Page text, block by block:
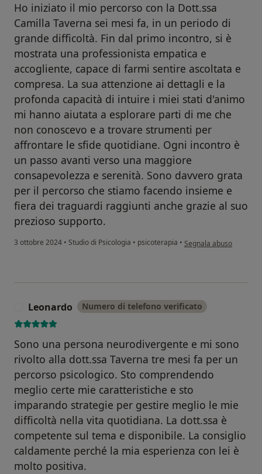
Ho iniziato il mio percorso con la Dott.ssa
Camilla Taverna sei mesi fa, in un periodo di
grande difficoltà. Fin dal primo incontro, si è
mostrata una professionista empatica e
accogliente, capace di farmi sentire ascoltata e
compresa. La sua attenzione ai dettagli e la
profonda capacità di intuire i miei stati d'animo
mi hanno aiutata a esplorare parti di me che
non conoscevo e a trovare strumenti per
affrontare le sfide quotidiane. Ogni incontro è
un passo avanti verso una maggiore
consapevolezza e serenità. Sono davvero grata
per il percorso che stiamo facendo insieme e
fiera dei traguardi raggiunti anche grazie al suo
prezioso supporto.
3 ottobre 2024 • Studio di Psicologia • psicoterapia • secondo l'opinione
Segnala abuso
Leonardo Numero di telefono verificato
Sono una persona neurodivergente e mi sono
rivolto alla dott.ssa Taverna tre mesi fa per un
percorso psicologico. Sto comprendendo
meglio certe mie caratteristiche e sto
imparando strategie per gestire meglio le mie
difficoltà nella vita quotidiana. La dott.ssa è
competente sul tema e disponibile. La consiglio
caldamente perché la mia esperienza con lei è
molto positiva.